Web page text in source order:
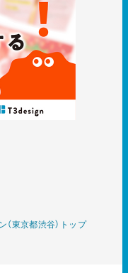
（東京都渋谷）トップ